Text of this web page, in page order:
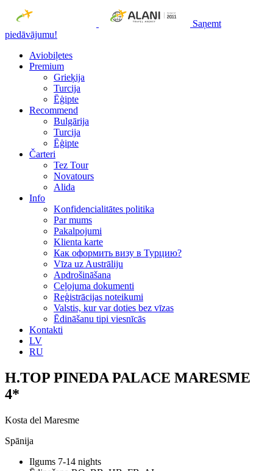
Saņemt
piedāvājumu!
Aviobiļetes
Premium
Grieķija
Turcija
Ēģipte
Recommend
Bulgārija
Turcija
Ēģipte
Čarteri
Tez Tour
Novatours
Alida
Info
Konfidencialitātes politika
Par mums
Рakalpojumi
Klienta karte
Как оформить визу в Турцию?
Vīza uz Austrāliju
Apdrošināšana
Ceļojuma dokumenti
Reģistrācijas noteikumi
Valstis, kur var doties bez vīzas
Ēdināšanu tipi viesnīcās
Kontakti
LV
RU
H.TOP PINEDA PALACE MARESME
4*
Kosta del Maresme
Spānija
Ilgums 7-14 nights